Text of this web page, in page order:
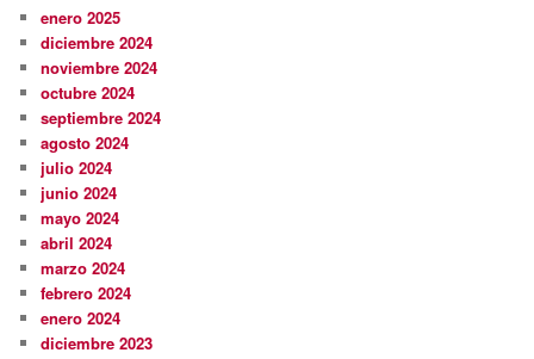
enero 2025
diciembre 2024
noviembre 2024
octubre 2024
septiembre 2024
agosto 2024
julio 2024
junio 2024
mayo 2024
abril 2024
marzo 2024
febrero 2024
enero 2024
diciembre 2023